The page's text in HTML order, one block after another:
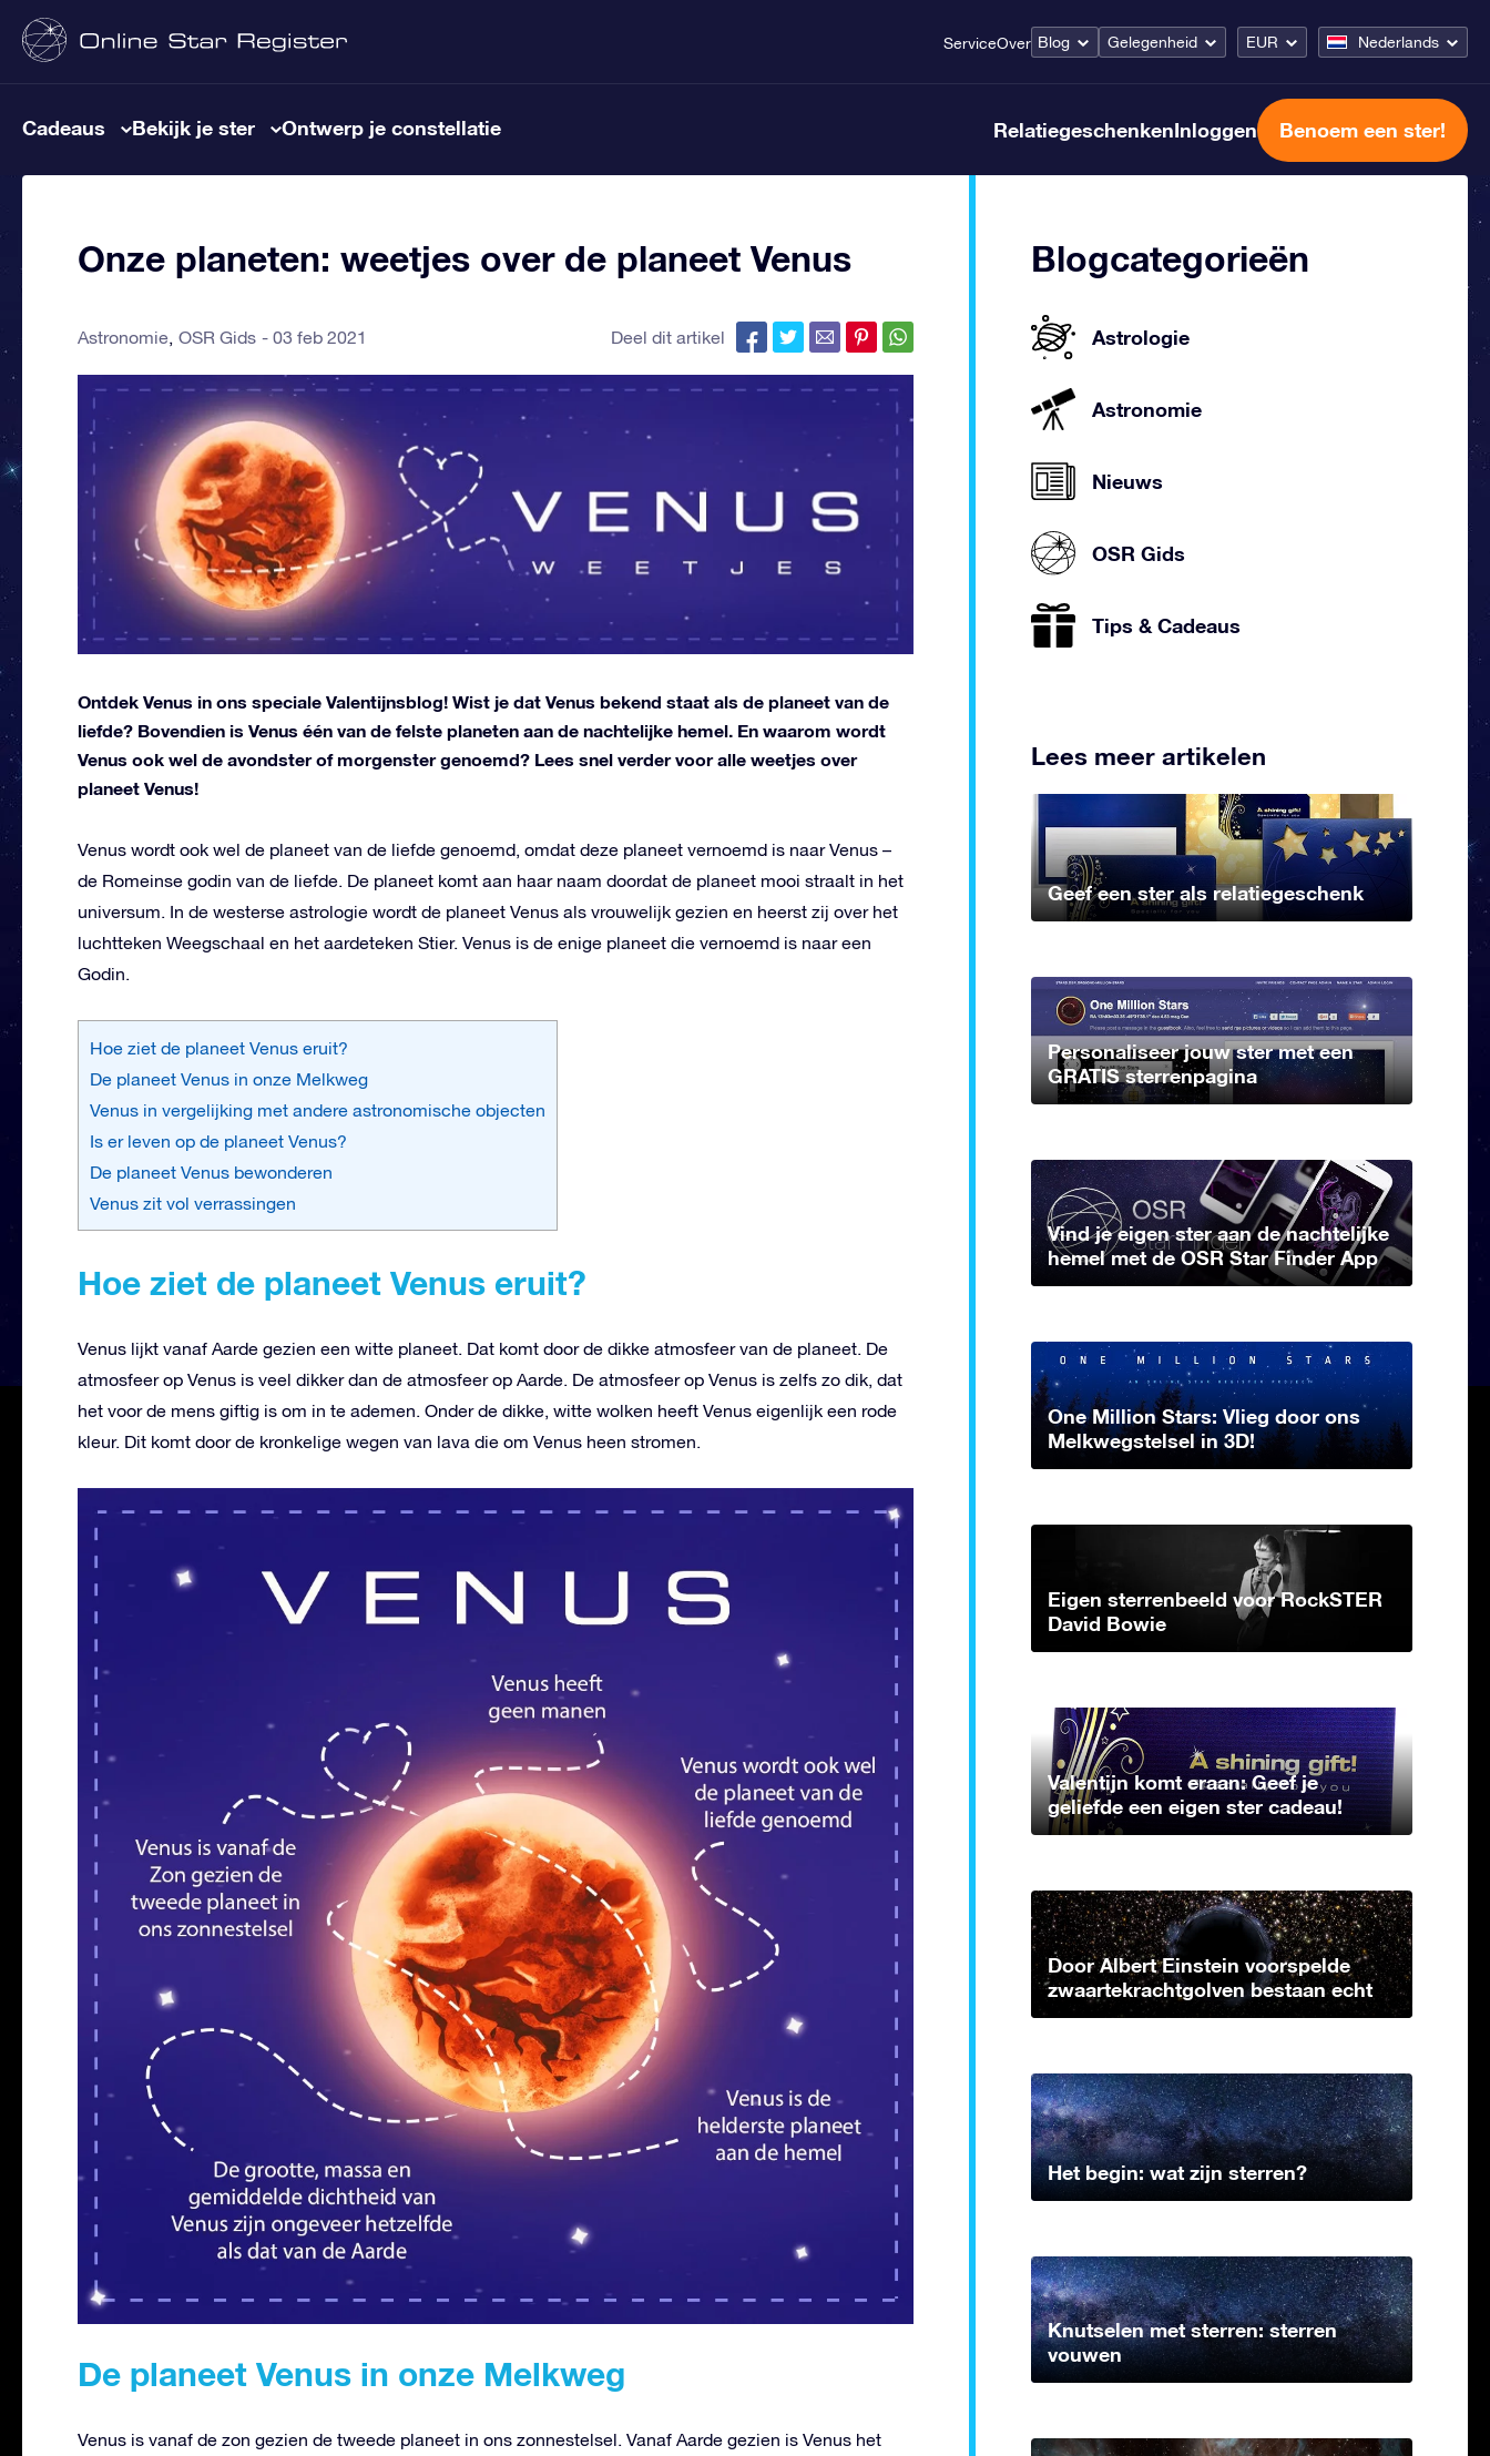
ServiceOver Blog Gelegenheid EUR Nederlands
Cadeaus Bekijk je ster Ontwerp je constellatie RelatiegeschenkenInloggen Benoem een ster!
Onze planeten: weetjes over de planeet Venus
Astronomie OSR Gids 03 feb 2021 Deel dit artikel
Ontdek Venus in ons speciale Valentijnsblog! Wist je dat Venus bekend staat als de planeet van de
liefde? Bovendien is Venus één van de felste planeten aan de nachtelijke hemel. En waarom wordt
Venus ook wel de avondster of morgenster genoemd? Lees snel verder voor alle weetjes over
planeet Venus!
Venus wordt ook wel de planeet van de liefde genoemd, omdat deze planeet vernoemd is naar Venus –
de Romeinse godin van de liefde. De planeet komt aan haar naam doordat de planeet mooi straalt in het
universum. In de westerse astrologie wordt de planeet Venus als vrouwelijk gezien en heerst zij over het
luchtteken Weegschaal en het aardeteken Stier. Venus is de enige planeet die vernoemd is naar een
Godin.
Hoe ziet de planeet Venus eruit?
De planeet Venus in onze Melkweg
Venus in vergelijking met andere astronomische objecten
Is er leven op de planeet Venus?
De planeet Venus bewonderen
Venus zit vol verrassingen
Hoe ziet de planeet Venus eruit?
Venus lijkt vanaf Aarde gezien een witte planeet. Dat komt door de dikke atmosfeer van de planeet. De
atmosfeer op Venus is veel dikker dan de atmosfeer op Aarde. De atmosfeer op Venus is zelfs zo dik, dat
het voor de mens giftig is om in te ademen. Onder de dikke, witte wolken heeft Venus eigenlijk een rode
kleur. Dit komt door de kronkelige wegen van lava die om Venus heen stromen.
De planeet Venus in onze Melkweg
Venus is vanaf de zon gezien de tweede planeet in ons zonnestelsel. Vanaf Aarde gezien is Venus het
Blogcategorieën
Astrologie
Astronomie
Nieuws
OSR Gids
Tips & Cadeaus
Lees meer artikelen
Geef een ster als relatiegeschenk
Personaliseer jouw ster met een
GRATIS sterrenpagina
Vind je eigen ster aan de nachtelijke
hemel met de OSR Star Finder App
One Million Stars: Vlieg door ons
Melkwegstelsel in 3D!
Eigen sterrenbeeld voor RockSTER
David Bowie
Valentijn komt eraan: Geef je
geliefde een eigen ster cadeau!
Door Albert Einstein voorspelde
zwaartekrachtgolven bestaan echt
Het begin: wat zijn sterren?
Knutselen met sterren: sterren
vouwen